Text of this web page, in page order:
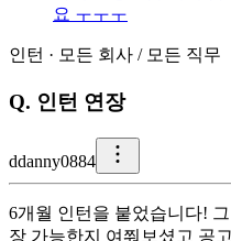
요 ㅜㅜㅜ
인턴 · 모든 회사 / 모든 직무
Q. 인턴 연장
ddanny0884
6개월 인턴을 붙었습니다!
장 가능한지 여쭤보셨고 공